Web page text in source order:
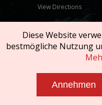
View Directions
Impressum und AGB
Diese Website
bestmögliche Nutzung
Annehmen